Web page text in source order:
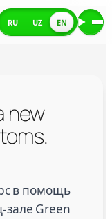
RU UZ EN
new
в помощь
Green